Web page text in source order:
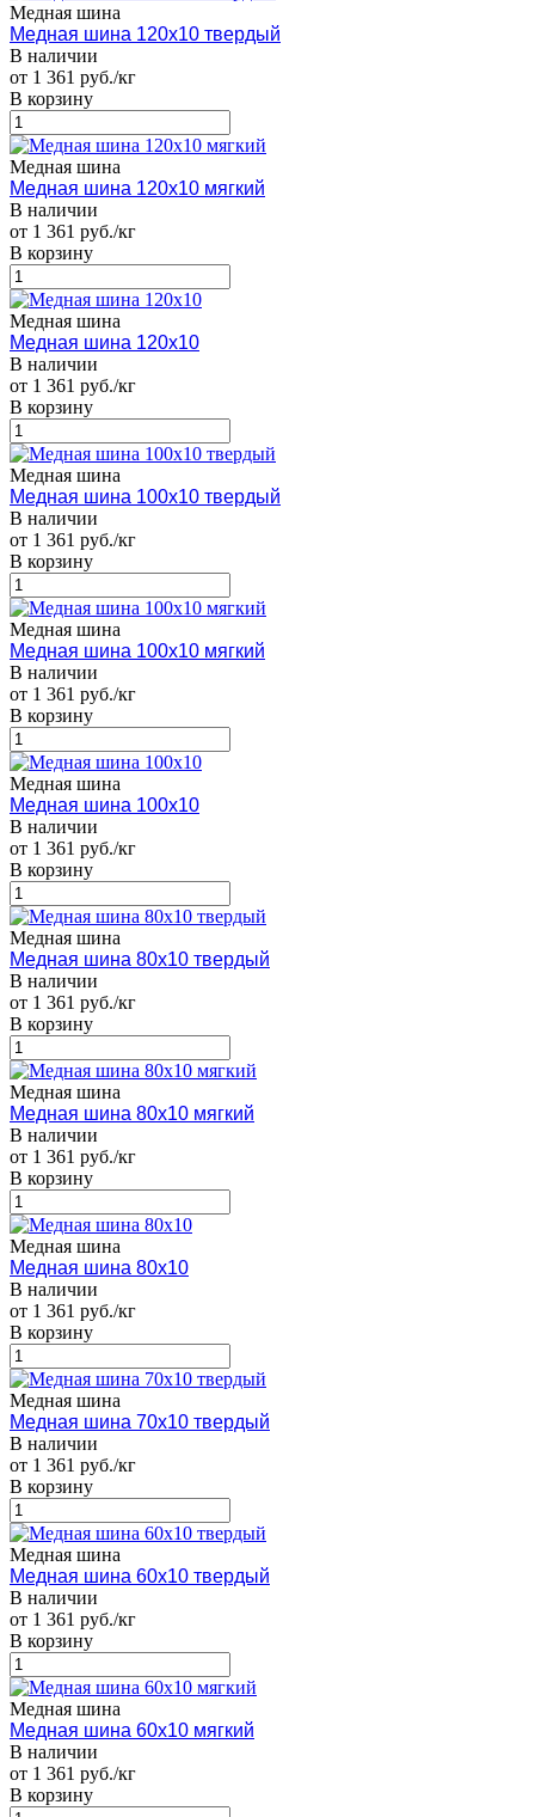
Медная шина
Медная шина 120х10 твердый
В наличии
от 1 361 руб./кг
В корзину
Медная шина
Медная шина 120х10 мягкий
В наличии
от 1 361 руб./кг
В корзину
Медная шина
Медная шина 120х10
В наличии
от 1 361 руб./кг
В корзину
Медная шина
Медная шина 100х10 твердый
В наличии
от 1 361 руб./кг
В корзину
Медная шина
Медная шина 100х10 мягкий
В наличии
от 1 361 руб./кг
В корзину
Медная шина
Медная шина 100х10
В наличии
от 1 361 руб./кг
В корзину
Медная шина
Медная шина 80х10 твердый
В наличии
от 1 361 руб./кг
В корзину
Медная шина
Медная шина 80х10 мягкий
В наличии
от 1 361 руб./кг
В корзину
Медная шина
Медная шина 80х10
В наличии
от 1 361 руб./кг
В корзину
Медная шина
Медная шина 70х10 твердый
В наличии
от 1 361 руб./кг
В корзину
Медная шина
Медная шина 60х10 твердый
В наличии
от 1 361 руб./кг
В корзину
Медная шина
Медная шина 60х10 мягкий
В наличии
от 1 361 руб./кг
В корзину